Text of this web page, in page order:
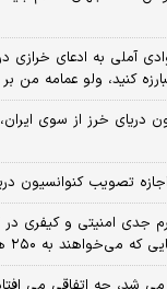
آملی به ادعای خرازی
کنید، ولو عمامه من
دریای خرز از سوی
تصویب کنوانسیون
بیش از ۳ یا ۴ جرم جدی امنیتی و
به ۲۵۰ هزار نفر بپیوندند